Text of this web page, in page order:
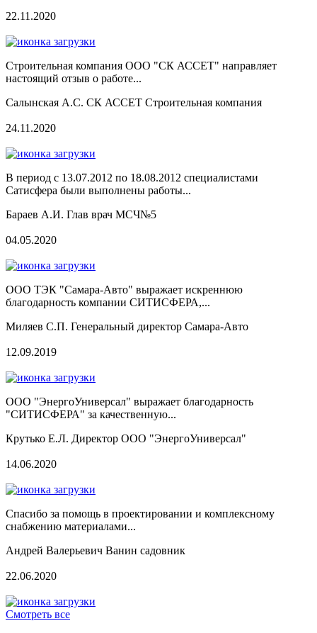
22.11.2020
Строительная компания ООО "СК АССЕТ" направляет
настоящий отзыв о работе...
Салынская А.С. СК АССЕТ Строительная компания
24.11.2020
В период с 13.07.2012 по 18.08.2012 специалистами
Сатисфера были выполнены работы...
Бараев А.И. Глав врач МСЧ№5
04.05.2020
ООО ТЭК "Самара-Авто" выражает искреннюю
благодарность компании СИТИСФЕРА,...
Миляев С.П. Генеральный директор Самара-Авто
12.09.2019
ООО "ЭнергоУниверсал" выражает благодарность
"СИТИСФЕРА" за качественную...
Крутько Е.Л. Директор ООО "ЭнергоУниверсал"
14.06.2020
Спасибо за помощь в проектировании и комплексному
снабжению материалами...
Андрей Валерьевич Ванин садовник
22.06.2020
Смотреть все